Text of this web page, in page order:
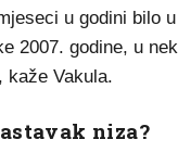
u godini bilo
2007. godine, u
kaže Vakula.
niza?